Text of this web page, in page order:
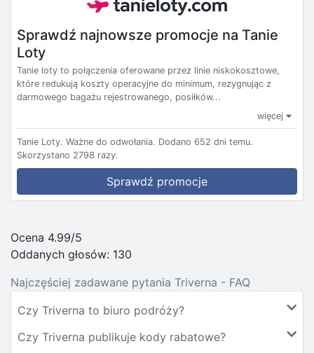
Sprawdź najnowsze promocje na Tanie
Loty
Tanie loty to połączenia oferowane przez linie niskokosztowe,
które redukują koszty operacyjne do minimum, rezygnując z
darmowego bagażu rejestrowanego, posiłków...
więcej
Tanie Loty. Ważne do odwołania. Dodano 652 dni temu.
Skorzystano 2798 razy.
Sprawdź promocje
Ocena 4.99/5
Oddanych głosów: 130
Najczęściej zadawane pytania Triverna - FAQ
Czy Triverna to biuro podróży?
Czy Triverna publikuje kody rabatowe?